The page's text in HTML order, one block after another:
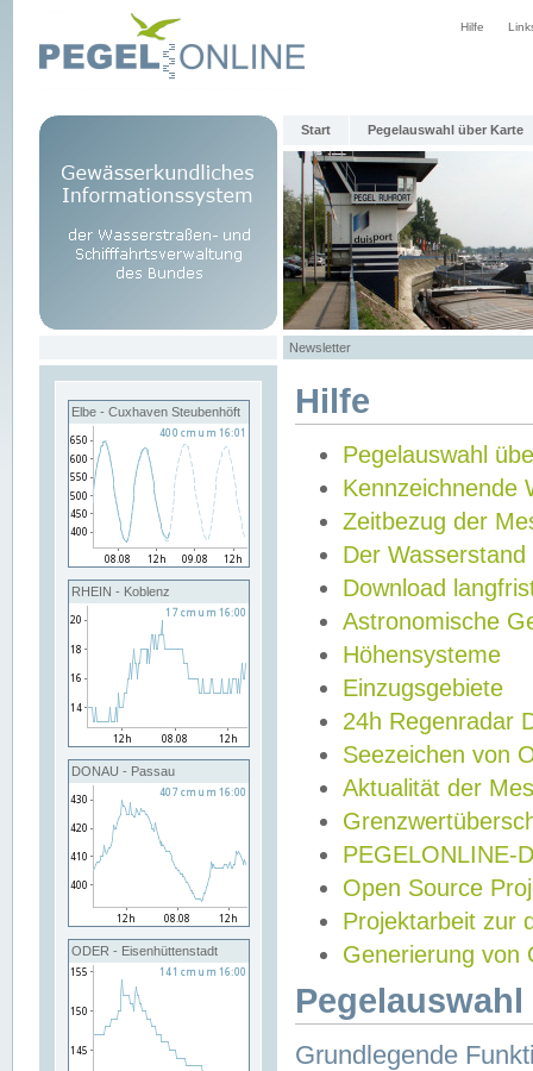
Hilfe
Start Pegelauswahl über Karte
Newsletter
Elbe - Cuxhaven Steubenhöft
RHEIN - Koblenz
DONAU - Passau
ODER - Eisenhüttenstadt
Hilfe
Pegelauswahl
Kennzeichnende
Zeitbezug der
Der Wasserstand
Download
Astronomische
Höhensysteme
Einzugsgebiete
24h Regenradar
Seezeichen von
Aktualität der
PEGELONLINE-
Open Source
Projektarbeit zur
Generierung von
Grundlegende